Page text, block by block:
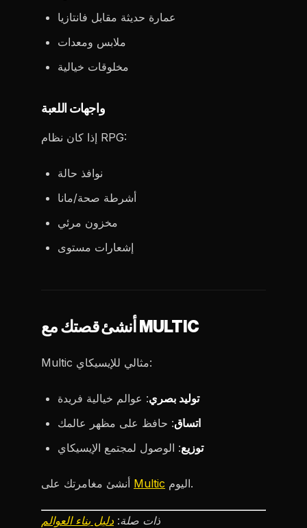
عمارة حديثة مقابل فانتازيا
ملابس ومعدات
مخلوقات خيالية
واجهات اللعبة
إذا كان نظام RPG:
نوافذ حالة
أشرطة صحة/مانا
مخزون مرئي
إشعارات مستوى
أنشئ قصتك مع MULTIC
Multic مثالي للإيسيكاي:
توليد بصري: عوالم خيالية فريدة
اتساق: حافظ على مظهر عالمك
توزيع: الوصول لمجتمع الإيسيكاي
Multic اليوم.
ذات صلة: دليل بناء العوالم